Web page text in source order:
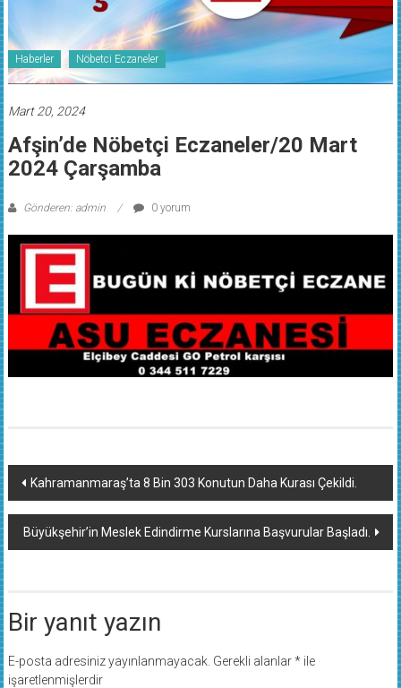
Haberler Nöbetci Eczaneler
Mart 20, 2024
Afşin’de Nöbetçi Eczaneler/20 Mart
2024 Çarşamba
Gönderen: admin 0 yorum
Yazı
dolaşımı
Kahramanmaraş’ta 8 Bin 303 Konutun Daha Kurası Çekildi.
Büyükşehir’in Meslek Edindirme Kurslarına Başvurular Başladı.
Bir yanıt yazın
E-posta adresiniz yayınlanmayacak. Gerekli alanlar*ile
işaretlenmişlerdir